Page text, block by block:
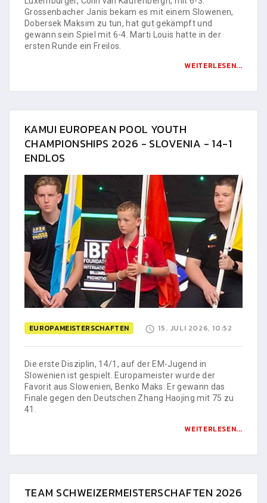
Grossenbacher Janis bekam es mit einem Slowenen,
Dobersek Maksim zu tun, hat gut gekämpft und
gewann sein Spiel mit 6-4. Marti Louis hatte in der
ersten Runde ein Freilos.
WEITERLESEN...
KAMUI EUROPEAN POOL YOUTH
CHAMPIONSHIPS 2026 - SLOVENIA - 14-1
ENDLOS
EUROPAMEISTERSCHAFTEN 15. JULI 2026, 10:52
Die erste Disziplin, 14/1, auf der EM-Jugend in
Slowenien ist gespielt. Europameister wurde der
Favorit aus Slowenien, Benko Maks. Er gewann das
Finale gegen den Deutschen Zhang Haojing mit 75 zu
41.
WEITERLESEN...
TEAM SCHWEIZERMEISTERSCHAFTEN 2026